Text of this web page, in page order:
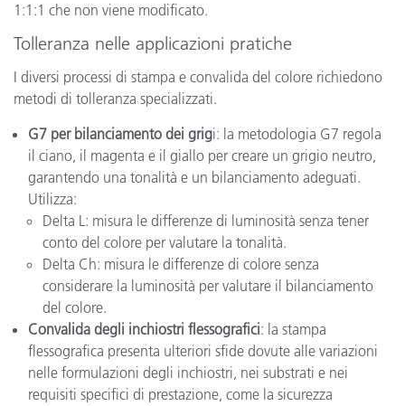
1:1:1 che non viene modificato.
Tolleranza nelle applicazioni pratiche
I diversi processi di stampa e convalida del colore richiedono
metodi di tolleranza specializzati.
G7 per bilanciamento dei grigi: la metodologia G7 regola
il ciano, il magenta e il giallo per creare un grigio neutro,
garantendo una tonalità e un bilanciamento adeguati.
Utilizza:
Delta L: misura le differenze di luminosità senza tener
conto del colore per valutare la tonalità.
Delta Ch: misura le differenze di colore senza
considerare la luminosità per valutare il bilanciamento
del colore.
Convalida degli inchiostri flessografici: la stampa
flessografica presenta ulteriori sfide dovute alle variazioni
nelle formulazioni degli inchiostri, nei substrati e nei
requisiti specifici di prestazione, come la sicurezza